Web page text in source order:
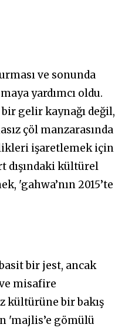
ve sonunda
yardımcı oldu.
gelir kaynağı değil,
çöl manzarasında
işaretlemek için
dışındaki kültürel
'gahwa’nın 2015’te
bir jest, ancak
misafire
kültürüne bir bakış
'majlis’e gömülü